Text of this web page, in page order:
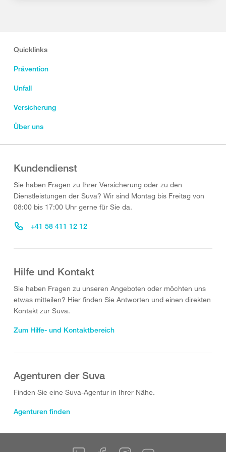
Quicklinks
Prävention
Unfall
Versicherung
Über uns
Kundendienst
Sie haben Fragen zu Ihrer Versicherung oder zu den
Dienstleistungen der Suva? Wir sind Montag bis Freitag von
08:00 bis 17:00 Uhr gerne für Sie da.
+41 58 411 12 12
Hilfe und Kontakt
Sie haben Fragen zu unseren Angeboten oder möchten uns
etwas mitteilen? Hier finden Sie Antworten und einen direkten
Kontakt zur Suva.
Zum Hilfe- und Kontaktbereich
Agenturen der Suva
Finden Sie eine Suva-Agentur in Ihrer Nähe.
Agenturen finden